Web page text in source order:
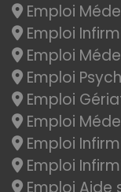
Emploi
Emploi
Emploi
Emploi
Emploi
Emploi
Emploi
Emploi
Emploi